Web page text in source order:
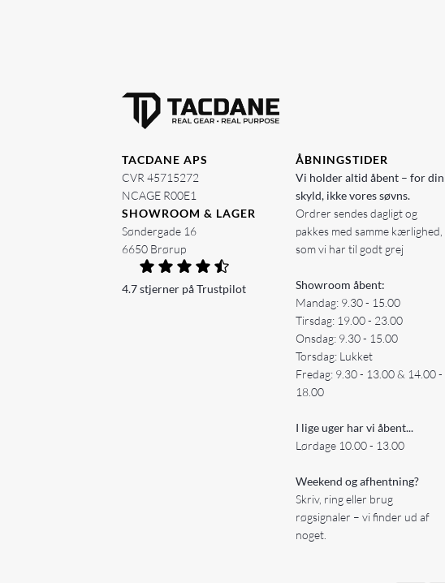
TACDANE APS
CVR 45715272
NCAGE R00E1
SHOWROOM & LAGER
Søndergade 16
6650 Brørup
4.7 stjerner på Trustpilot
ÅBNINGSTIDER
Vi holder altid åbent – for din
skyld, ikke vores søvns.
Ordrer sendes dagligt og
pakkes med samme kærlighed,
som vi har til godt grej
Showroom åbent:
Mandag: 9.30 - 15.00
Tirsdag: 19.00 - 23.00
Onsdag: 9.30 - 15.00
Torsdag: Lukket
Fredag: 9.30 - 13.00 & 14.00 -
18.00
I lige uger har vi åbent...
Lørdage 10.00 - 13.00
Weekend og afhentning?
Skriv, ring eller brug
røgsignaler – vi finder ud af
noget.